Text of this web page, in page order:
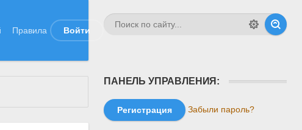
Правила Войти
ПАНЕЛЬ УПРАВЛЕНИЯ:
Регистрация Забыли пароль?